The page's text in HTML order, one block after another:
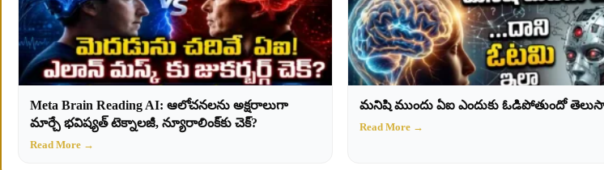
Meta Brain Reading AI: ఆలోచనలను అక్షరాలుగా
మార్చే భవిష్యత్ టెక్నాలజీ, న్యూరాలింక్‌కు చెక్?
Read More →
మనిషి ముందు ఏఐ ఎందుకు ఓడిపోతుందో
Read More →